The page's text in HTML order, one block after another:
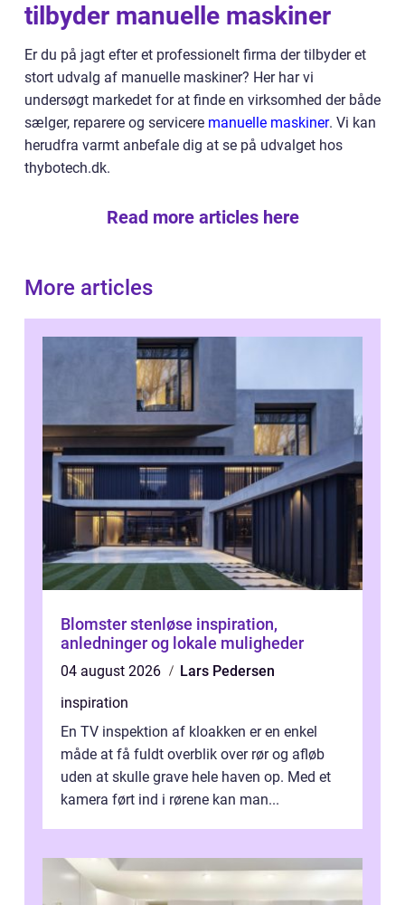
tilbyder manuelle maskiner
Er du på jagt efter et professionelt firma der tilbyder et
stort udvalg af manuelle maskiner? Her har vi
undersøgt markedet for at finde en virksomhed der både
sælger, reparere og servicere manuelle maskiner. Vi kan
herudfra varmt anbefale dig at se på udvalget hos
thybotech.dk.
Read more articles here
More articles
Blomster stenløse inspiration,
anledninger og lokale muligheder
04 august 2026
Lars Pedersen
inspiration
En TV inspektion af kloakken er en enkel
måde at få fuldt overblik over rør og afløb
uden at skulle grave hele haven op. Med et
kamera ført ind i rørene kan man...